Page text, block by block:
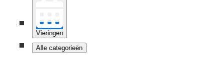
Vieringen
Alle categorieën